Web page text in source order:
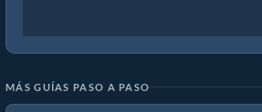
MÁS GUÍAS PASO A PASO